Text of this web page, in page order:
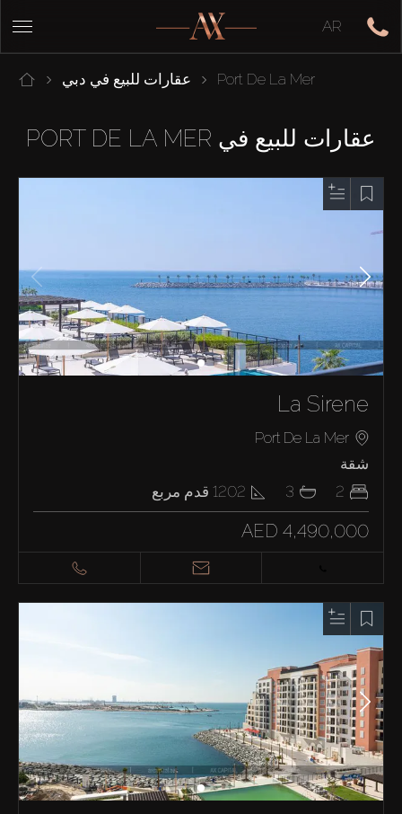
AR
عقارات للبيع في دبي Port De La Mer
عقارات للبيع في PORT DE LA MER
La Sirene
Port De La Mer
شقة
2
3
1202 قدم مربع
AED 4,490,000